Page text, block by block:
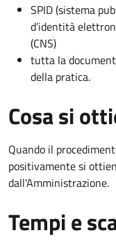
SPID (sistema
d’identità
(CNS)
tutta la
della pratica.
Cosa si
Quando il
positivamente si
dall'Amministrazione.
Tempi e